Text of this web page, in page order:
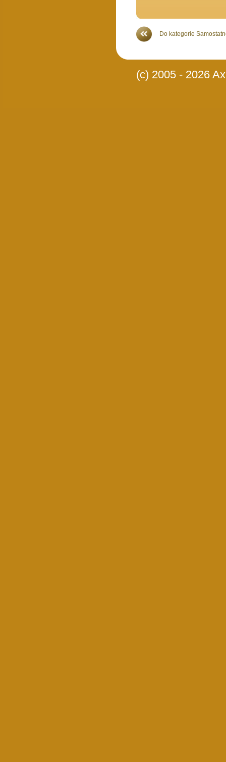
Do kategorie
(c) 2005 - 2026